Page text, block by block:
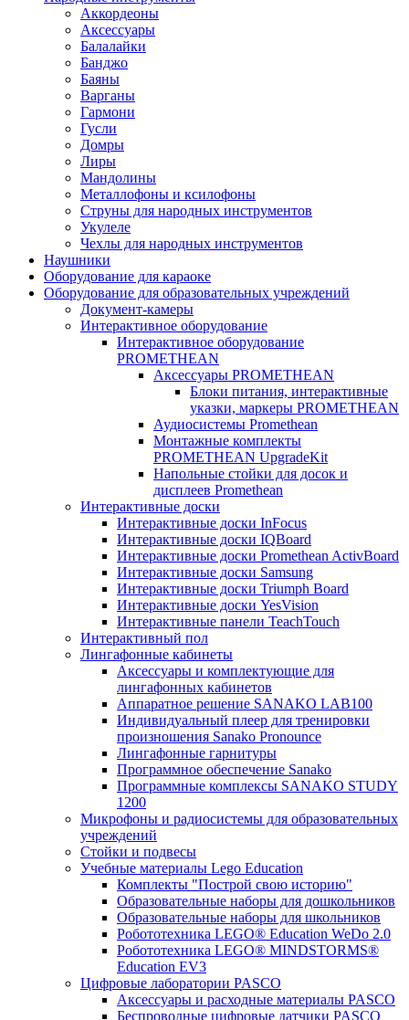
Аккордеоны
Аксессуары
Балалайки
Банджо
Баяны
Варганы
Гармони
Гусли
Домры
Лиры
Мандолины
Металлофоны и ксилофоны
Струны для народных инструментов
Укулеле
Чехлы для народных инструментов
Наушники
Оборудование для караоке
Оборудование для образовательных учреждений
Документ-камеры
Интерактивное оборудование
Интерактивное оборудование
PROMETHEAN
Аксессуары PROMETHEAN
Блоки питания, интерактивные
указки, маркеры PROMETHEAN
Аудиосистемы Promethean
Монтажные комплекты
PROMETHEAN UpgradeKit
Напольные стойки для досок и
дисплеев Promethean
Интерактивные доски
Интерактивные доски InFocus
Интерактивные доски IQBoard
Интерактивные доски Promethean ActivBoard
Интерактивные доски Samsung
Интерактивные доски Triumph Board
Интерактивные доски YesVision
Интерактивные панели TeachTouch
Интерактивный пол
Лингафонные кабинеты
Аксессуары и комплектующие для
лингафонных кабинетов
Аппаратное решение SANAKO LAB100
Индивидуальный плеер для тренировки
произношения Sanako Pronounce
Лингафонные гарнитуры
Программное обеспечение Sanako
Программные комплексы SANAKO STUDY
1200
Микрофоны и радиосистемы для образовательных
учреждений
Стойки и подвесы
Учебные материалы Lego Education
Комплекты "Построй свою историю"
Образовательные наборы для дошкольников
Образовательные наборы для школьников
Робототехника LEGO® Education WeDo 2.0
Робототехника LEGO® MINDSTORMS®
Education EV3
Цифровые лаборатории PASCO
Аксессуары и расходные материалы PASCO
Беспроводные цифровые датчики PASCO